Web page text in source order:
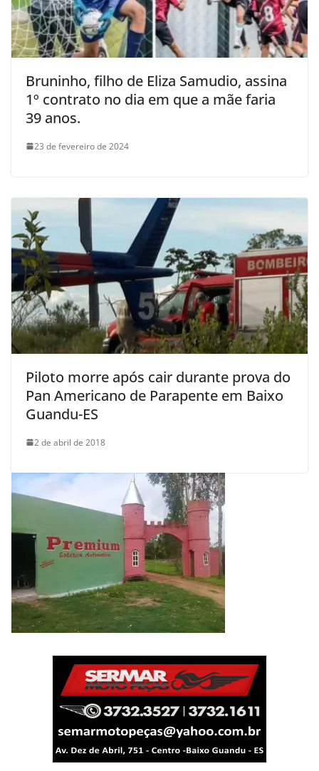
Bruninho, filho de Eliza Samudio, assina
1º contrato no dia em que a mãe faria
39 anos.
23 de fevereiro de 2024
Piloto morre após cair durante prova do
Pan Americano de Parapente em Baixo
Guandu-ES
2 de abril de 2018